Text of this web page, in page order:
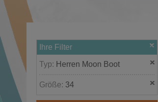
Ihre Filter
Typ: Herren Moon Boot
Größe: 34